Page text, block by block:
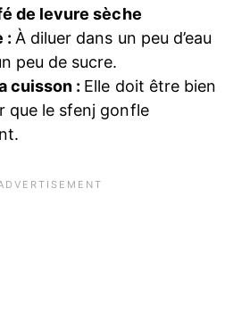
de levure sèche
: À diluer dans un peu d’eau
peu de sucre.
cuisson : Elle doit être bien
que le sfenj gonfle